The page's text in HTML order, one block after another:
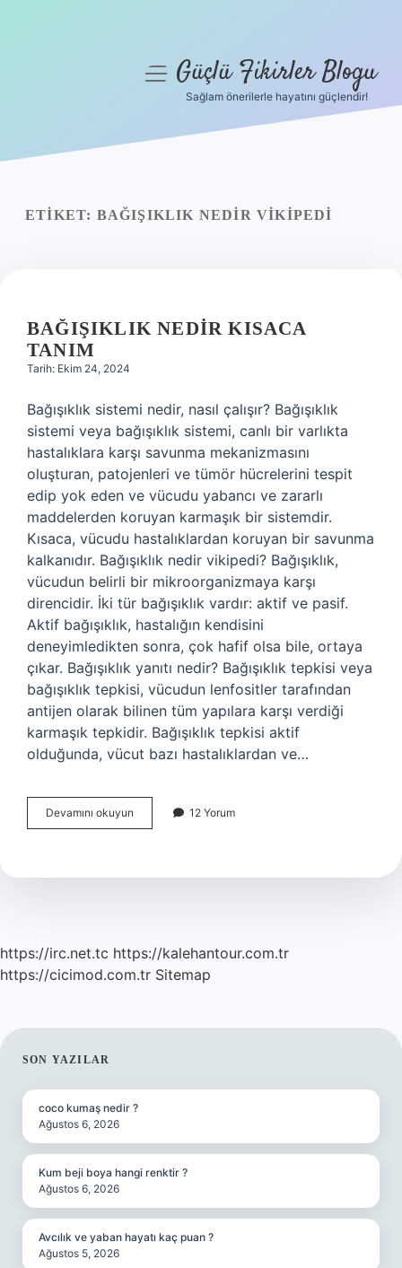
Yasal Uyarı
menüyüGüçlü Fikirler Blogu
Sağlam önerilerle hayatını güçlendir!
ETIKET: BAĞIŞIKLIK NEDIR VIKIPEDI
BAĞIŞIKLIK NEDIR KISACA
TANIM
Tarih: Ekim 24, 2024
Bağışıklık sistemi nedir, nasıl çalışır? Bağışıklık
sistemi veya bağışıklık sistemi, canlı bir varlıkta
hastalıklara karşı savunma mekanizmasını
oluşturan, patojenleri ve tümör hücrelerini tespit
edip yok eden ve vücudu yabancı ve zararlı
maddelerden koruyan karmaşık bir sistemdir.
Kısaca, vücudu hastalıklardan koruyan bir savunma
kalkanıdır. Bağışıklık nedir vikipedi? Bağışıklık,
vücudun belirli bir mikroorganizmaya karşı
direncidir. İki tür bağışıklık vardır: aktif ve pasif.
Aktif bağışıklık, hastalığın kendisini
deneyimledikten sonra, çok hafif olsa bile, ortaya
çıkar. Bağışıklık yanıtı nedir? Bağışıklık tepkisi veya
bağışıklık tepkisi, vücudun lenfositler tarafından
antijen olarak bilinen tüm yapılara karşı verdiği
karmaşık tepkidir. Bağışıklık tepkisi aktif
olduğunda, vücut bazı hastalıklardan ve…
Devamını okuyun Bağışıklık
Nedir
12 Yorum
https://irc.net.tc https://kalehantour.com.tr
https://cicimod.com.tr Sitemap
SIDEBAR
SON YAZILAR
coco kumaş nedir ?
Ağustos 6, 2026
Kum beji boya hangi renktir ?
Ağustos 6, 2026
Avcılık ve yaban hayatı kaç puan ?
Ağustos 5, 2026